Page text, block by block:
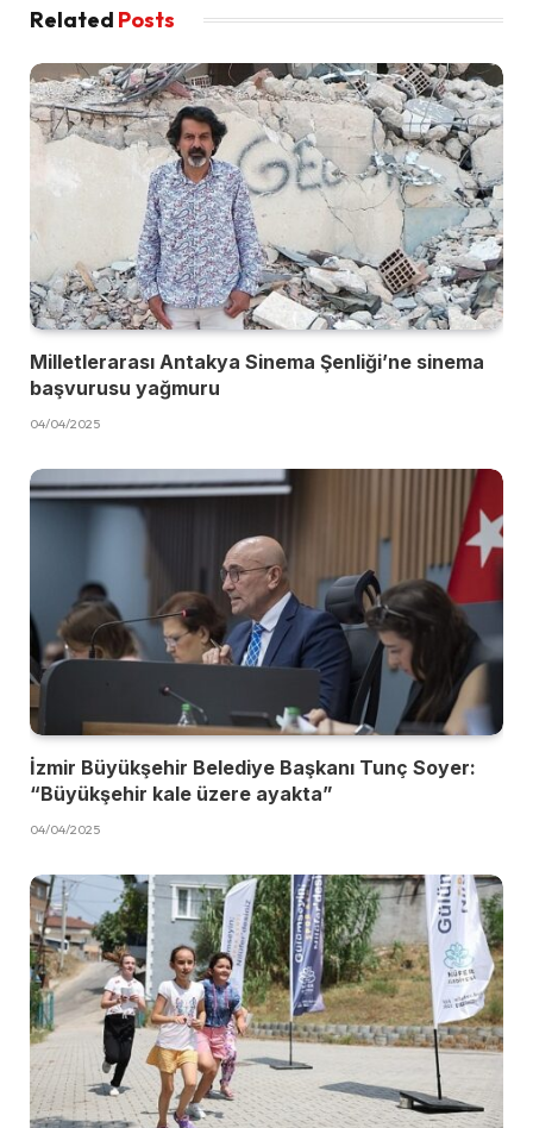
Related Posts
Milletlerarası Antakya Sinema Şenliği’ne sinema
başvurusu yağmuru
04/04/2025
İzmir Büyükşehir Belediye Başkanı Tunç Soyer:
“Büyükşehir kale üzere ayakta”
04/04/2025